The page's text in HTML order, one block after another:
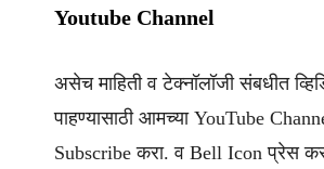
Youtube Channel
असेच माहिती व टेक्नॉलॉजी संबधीत
पाहण्यासाठी आमच्या YouTube
Subscribe करा. व Bell Icon प्रेस